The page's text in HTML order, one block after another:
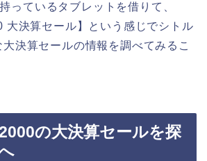
っているタブレットを借りて、
大決算セール】という感じでシトル
決算セールの情報を調べてみるこ
の大決算セールを探